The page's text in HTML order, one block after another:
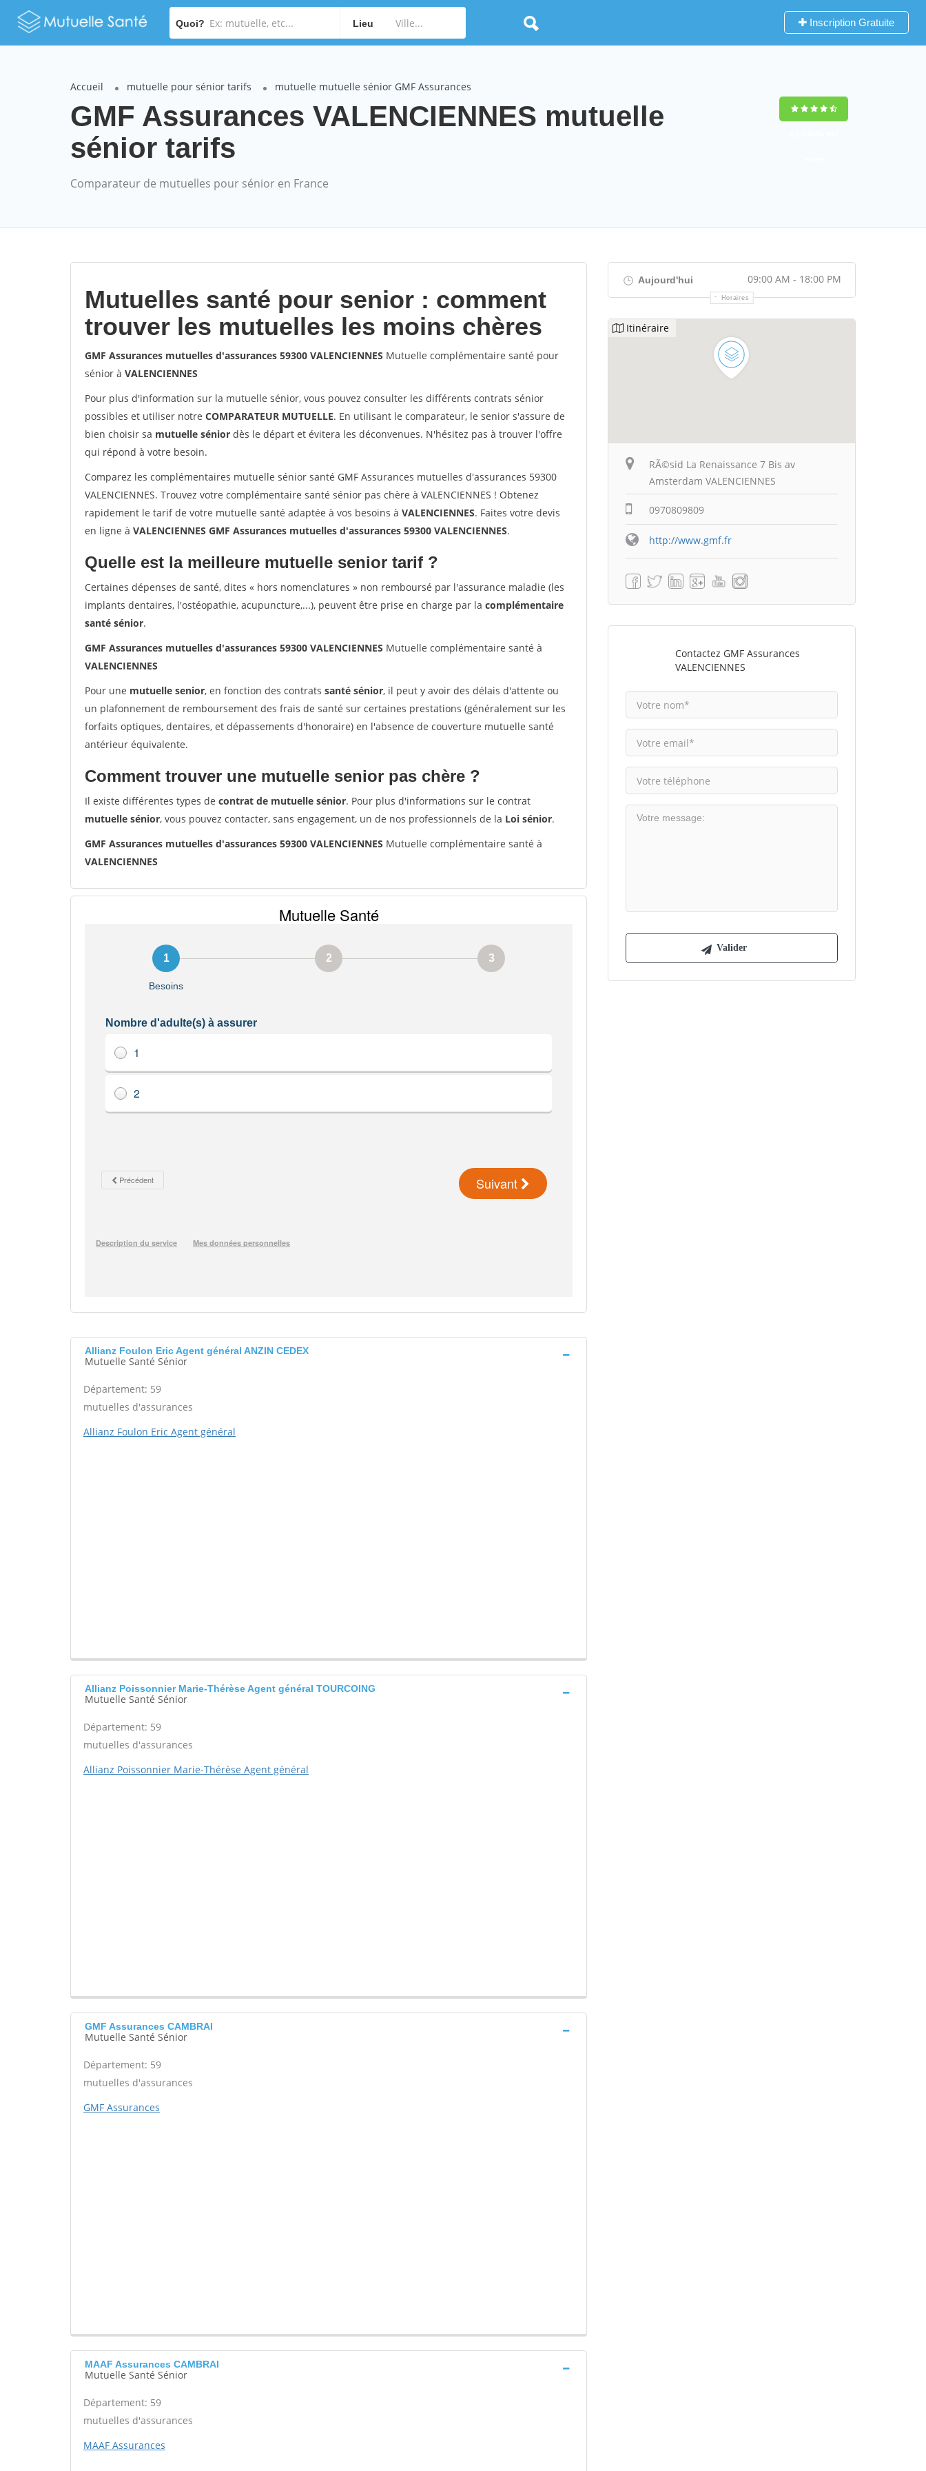
Quoi? Lieu Inscription Gratuite
Accueil mutuelle pour sénior tarifs mutuelle mutuelle sénior GMF Assurances
GMF Assurances VALENCIENNES mutuelle
sénior tarifs
Comparateur de mutuelles pour sénior en France
Mutuelles santé pour senior : comment
trouver les mutuelles les moins chères
GMF Assurances mutuelles d'assurances 59300 VALENCIENNES Mutuelle complémentaire santé pour
sénior à VALENCIENNES
Pour plus d'information sur la mutuelle sénior, vous pouvez consulter les différents contrats sénior
possibles et utiliser notre COMPARATEUR MUTUELLE. En utilisant le comparateur, le senior s'assure de
bien choisir sa mutuelle sénior dès le départ et évitera les déconvenues. N'hésitez pas à trouver l'offre
qui répond à votre besoin.
Comparez les complémentaires mutuelle sénior santé GMF Assurances mutuelles d'assurances 59300
VALENCIENNES. Trouvez votre complémentaire santé sénior pas chère à VALENCIENNES ! Obtenez
rapidement le tarif de votre mutuelle santé adaptée à vos besoins à VALENCIENNES. Faites votre devis
en ligne à VALENCIENNES GMF Assurances mutuelles d'assurances 59300 VALENCIENNES.
Quelle est la meilleure mutuelle senior tarif ?
Certaines dépenses de santé, dites « hors nomenclatures » non remboursé par l'assurance maladie (les
implants dentaires, l'ostéopathie, acupuncture,...), peuvent être prise en charge par la complémentaire
santé sénior.
GMF Assurances mutuelles d'assurances 59300 VALENCIENNES Mutuelle complémentaire santé à
VALENCIENNES
Pour une mutuelle senior, en fonction des contrats santé sénior, il peut y avoir des délais d'attente ou
un plafonnement de remboursement des frais de santé sur certaines prestations (généralement sur les
forfaits optiques, dentaires, et dépassements d'honoraire) en l'absence de couverture mutuelle santé
antérieur équivalente.
Comment trouver une mutuelle senior pas chère ?
Il existe différentes types de contrat de mutuelle sénior. Pour plus d'informations sur le contrat
mutuelle sénior, vous pouvez contacter, sans engagement, un de nos professionnels de la Loi sénior.
GMF Assurances mutuelles d'assurances 59300 VALENCIENNES Mutuelle complémentaire santé à
VALENCIENNES
Allianz Foulon Eric Agent général ANZIN CEDEX
Mutuelle Santé Sénior
Département: 59
mutuelles d'assurances
Allianz Foulon Eric Agent général
Allianz Poissonnier Marie-Thérèse Agent général TOURCOING
Mutuelle Santé Sénior
Département: 59
mutuelles d'assurances
Allianz Poissonnier Marie-Thérèse Agent général
GMF Assurances CAMBRAI
Mutuelle Santé Sénior
Département: 59
mutuelles d'assurances
GMF Assurances
MAAF Assurances CAMBRAI
Mutuelle Santé Sénior
Département: 59
mutuelles d'assurances
MAAF Assurances
Aujourd'hui 09:00 AM - 18:00 PM
Horaires
Itinéraire
RÃ©sid La Renaissance 7 Bis av
Amsterdam VALENCIENNES
0970809809
http://www.gmf.fr
Contactez GMF Assurances
VALENCIENNES